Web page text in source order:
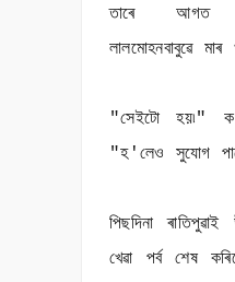
তাৰে আগত
লালমোহনবাবুৱে
"সেইটো হয়৷"
"হ'লেও সুযোগ
পিছদিনা
খেৱা পৰ্ব শেষ